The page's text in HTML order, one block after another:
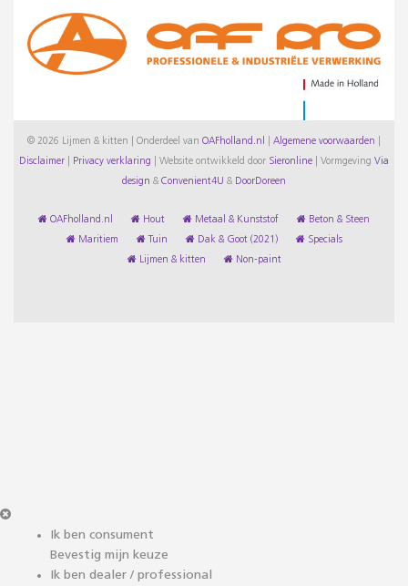
© 2026 Lijmen & kitten | Onderdeel van OAFholland.nl Algemene voorwaarden
Disclaimer Privacy verklaring Website ontwikkeld door Sieronline Vormgeving Via
design & Convenient4U & DoorDoreen
OAFholland.nl Hout Metaal & Kunststof Beton & Steen
Maritiem Tuin Dak & Goot (2021) Specials
Lijmen & kitten Non-paint
Ik ben consument
Bevestig mijn keuze
Ik ben dealer / professional